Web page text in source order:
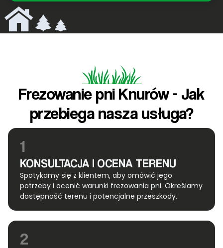
Frezowanie pni Knurów - Jak
przebiega nasza usługa?
1
KONSULTACJA I OCENA TERENU
Spotykamy się z klientem, aby omówić jego
potrzeby i ocenić warunki frezowania pni. Określamy
dostępność terenu i potencjalne przeszkody.
2